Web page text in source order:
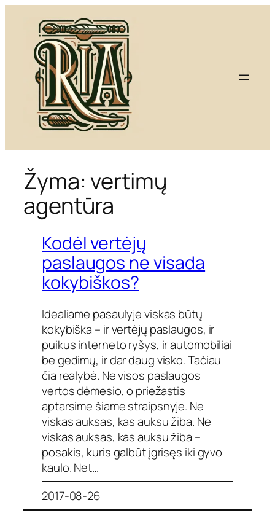
turinio
Žyma: vertimų
agentūra
Kodėl vertėjų
paslaugos ne visada
kokybiškos?
Idealiame pasaulyje viskas būtų
kokybiška – ir vertėjų paslaugos, ir
puikus interneto ryšys, ir automobiliai
be gedimų, ir dar daug visko. Tačiau
čia realybė. Ne visos paslaugos
vertos dėmesio, o priežastis
aptarsime šiame straipsnyje. Ne
viskas auksas, kas auksu žiba. Ne
viskas auksas, kas auksu žiba –
posakis, kuris galbūt įgrisęs iki gyvo
kaulo. Net…
2017-08-26